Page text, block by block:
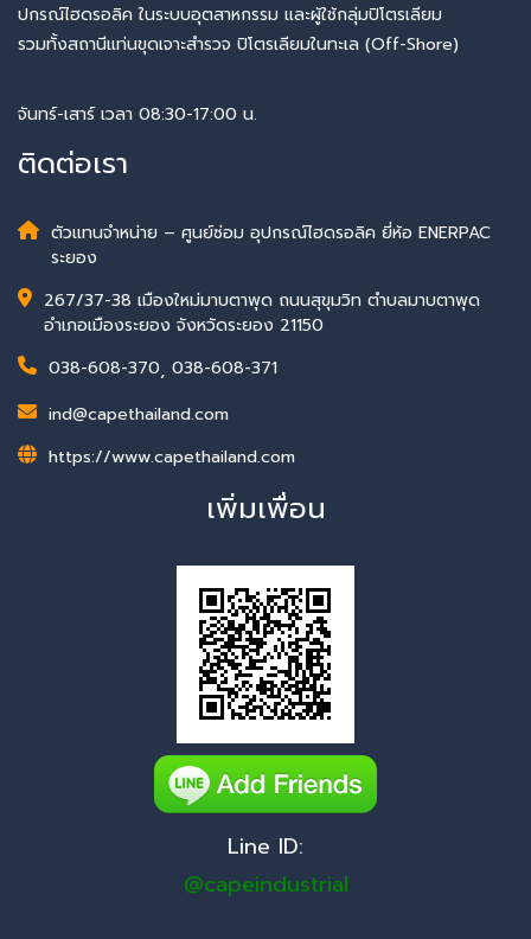
ปกรณ์ไฮดรอลิค ในระบบอุตสาหกรรม และผู้ใช้กลุ่มปิโตรเลียม
รวมทั้งสถานีแท่นขุดเจาะสำรวจ ปิโตรเลียมในทะเล (Off-Shore)
จันทร์-เสาร์ เวลา 08:30-17:00 น.
ติดต่อเรา
ตัวแทนจำหน่าย – ศูนย์ซ่อม อุปกรณ์ไฮดรอลิค ยี่ห้อ ENERPAC
ระยอง
267/37-38 เมืองใหม่มาบตาพุด ถนนสุขุมวิท ตำบลมาบตาพุด
อำเภอเมืองระยอง จังหวัดระยอง 21150
038-608-370, 038-608-371
ind@capethailand.com
https://www.capethailand.com
เพิ่มเพื่อน
Line ID:
@capeindustrial